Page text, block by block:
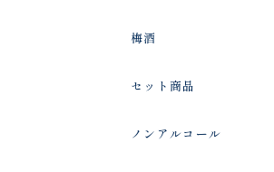
梅酒
セット商品
ノンアルコール